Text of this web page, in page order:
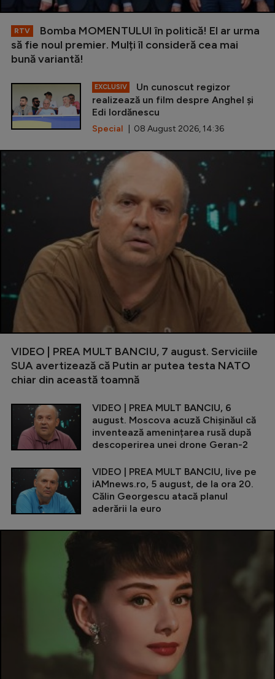
RTV
Bomba MOMENTULUI în politică! El ar urma
să fie noul premier. Mulți îl consideră cea mai
bună variantă!
EXCLUSIV
Un cunoscut regizor
realizează un film despre Anghel și
Edi Iordănescu
Special | 08 August 2026, 14:36
VIDEO | PREA MULT BANCIU, 7 august. Serviciile
SUA avertizează că Putin ar putea testa NATO
chiar din această toamnă
VIDEO | PREA MULT BANCIU, 6
august. Moscova acuză Chișinăul că
inventează amenințarea rusă după
descoperirea unei drone Geran-2
VIDEO | PREA MULT BANCIU, live pe
iAMnews.ro, 5 august, de la ora 20.
Călin Georgescu atacă planul
aderării la euro